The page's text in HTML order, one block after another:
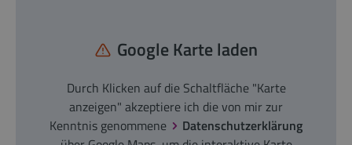
Google Karte laden
Durch Klicken auf die Schaltfläche "Karte
anzeigen" akzeptiere ich die von mir zur
Kenntnis genommene
Datenschutzerklärung